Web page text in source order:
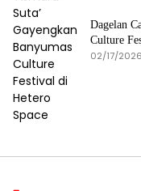
Dagelan
Culture
02/17/2026